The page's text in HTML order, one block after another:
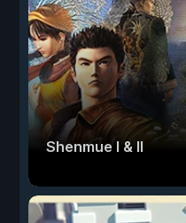
Shenmue I & II